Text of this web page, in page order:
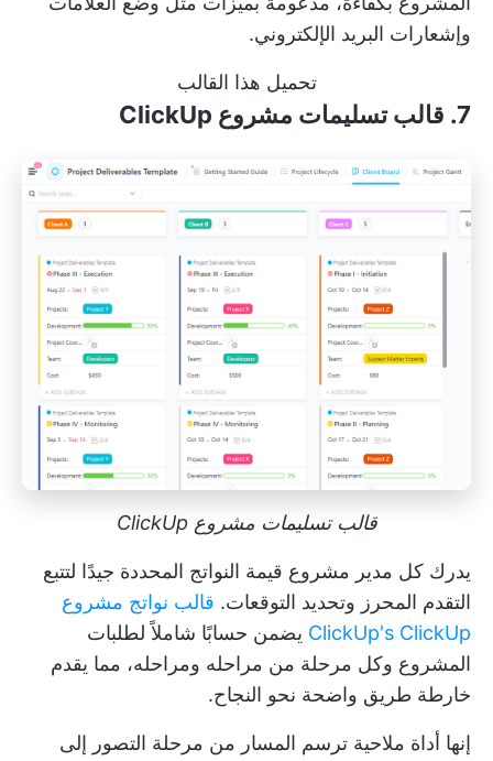
وإشعارات البريد الإلكتروني.
تحميل هذا القالب
7. قالب تسليمات مشروع ClickUp
قالب تسليمات مشروع ClickUp
يدرك كل مدير مشروع قيمة النواتج المحددة جيدًا لتتبع
التقدم المحرز وتحديد التوقعات. قالب نواتج مشروع
ClickUp's ClickUp يضمن حسابًا شاملاً لطلبات
المشروع وكل مرحلة من مراحله ومراحله، مما يقدم
خارطة طريق واضحة نحو النجاح.
إنها أداة ملاحية ترسم المسار من مرحلة التصور إلى